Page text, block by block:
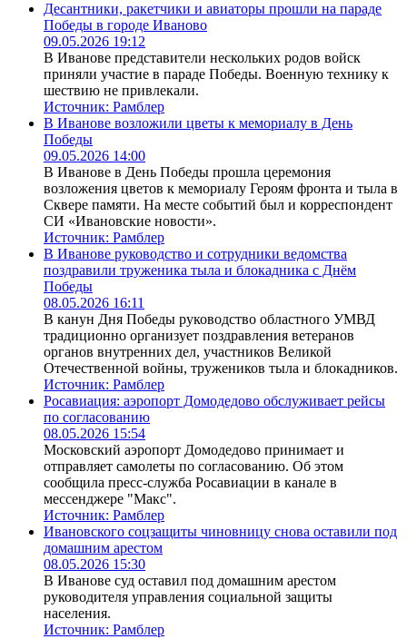
Десантники, ракетчики и авиаторы прошли на параде
Победы в городе Иваново
09.05.2026 19:12
В Иванове представители нескольких родов войск
приняли участие в параде Победы. Военную технику к
шествию не привлекали.
Источник: Рамблер
В Иванове возложили цветы к мемориалу в День
Победы
09.05.2026 14:00
В Иванове в День Победы прошла церемония
возложения цветов к мемориалу Героям фронта и тыла в
Сквере памяти. На месте событий был и корреспондент
СИ «Ивановские новости».
Источник: Рамблер
В Иванове руководство и сотрудники ведомства
поздравили труженика тыла и блокадника с Днём
Победы
08.05.2026 16:11
В канун Дня Победы руководство областного УМВД
традиционно организует поздравления ветеранов
органов внутренних дел, участников Великой
Отечественной войны, тружеников тыла и блокадников.
Источник: Рамблер
Росавиация: аэропорт Домодедово обслуживает рейсы
по согласованию
08.05.2026 15:54
Московский аэропорт Домодедово принимает и
отправляет самолеты по согласованию. Об этом
сообщила пресс-служба Росавиации в канале в
мессенджере "Макс".
Источник: Рамблер
Ивановского соцзащиты чиновницу снова оставили под
домашним арестом
08.05.2026 15:30
В Иванове суд оставил под домашним арестом
руководителя управления социальной защиты
населения.
Источник: Рамблер